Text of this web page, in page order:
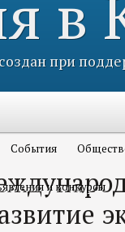
при
События
и конкурсы